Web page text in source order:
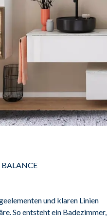
BALANCE
und klaren Linien
So entsteht ein Badezimmer,